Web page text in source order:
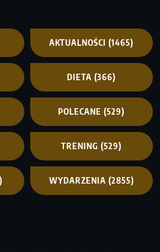
AKTUALNOŚCI (1465)
DIETA (366)
POLECANE (529)
TRENING (529)
WYDARZENIA (2855)